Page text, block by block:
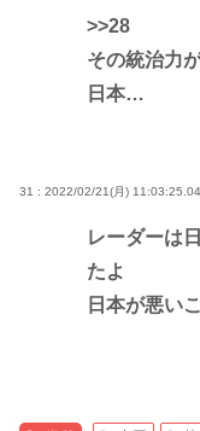
>>28
その統治力
日本…
31 : 2022/02/21(月) 11:03:25.04
レーダーは
たよ
日本が悪い